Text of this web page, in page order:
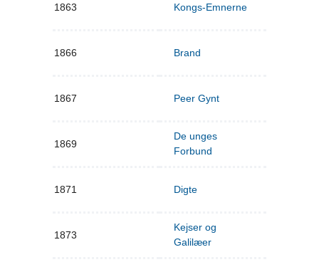
1863 Kongs-Emnerne
1866 Brand
1867 Peer Gynt
1869
De unges
Forbund
1871 Digte
1873
Kejser og
Galilæer